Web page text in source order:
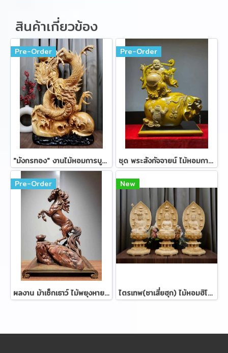
สินค้าเกี่ยวข้อง
Pre-Order
"มังกรทอง" งานไม้หอมการบูร 88 ซม.
Pre-Order
ชุด พระสังกัจจายน์ ไม้หอมการบูร 72 ซม.
Pre-Order
ผลงาน ม้าเซ็กเธาว์ ไม้พยุงหายาก ขนาด 38 ซม.
New
ไตรเทพ(ซาเสี่ยฮุก) ไม้หอมฮิโนกิ ขนาด 57 ซม.